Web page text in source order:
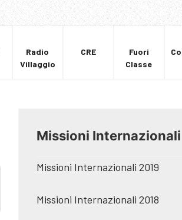
Radio
Villaggio
CRE
Fuori
Classe
Missioni Internazionali
Missioni Internazionali 2019
Missioni Internazionali 2018